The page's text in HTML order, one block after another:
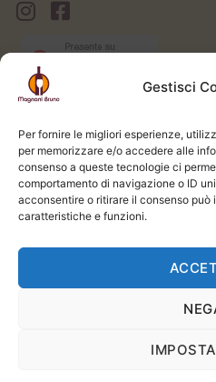
Gestisci
Per fornire le migliori esperienze,
per memorizzare e/o accedere alle
consenso a queste tecnologie ci
comportamento di navigazione o ID
acconsentire o ritirare il consenso
caratteristiche e funzioni.
AREA CLIENTI
Login / Logout
Carrello
Registrati
Spedizione e Consegna
LEGALE
Privacy Policy